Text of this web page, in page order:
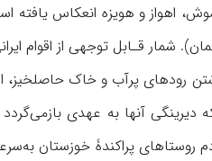
شمار قـابل توجهی از اقوام
پرآب و خاک حاصلخیز، از
پراکندۀ خوزستان